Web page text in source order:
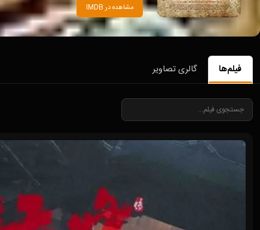
مشاهده در IMDB
فیلم‌ها گالری تصاویر